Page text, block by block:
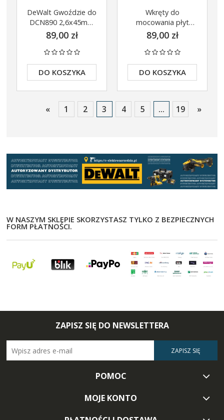
DeWalt Gwoździe do
DCN890 2,6x45mm
/510szt
DCN8901045
89,00 zł
DO KOSZYKA
Wkręty do
mocowania płyt
karton-gips G-K
3,5x45mm na taśmie
DeWalt
DWF4000450
89,00 zł
DO KOSZYKA
« 1 2 3 4 5 ... 19 »
W NASZYM SKLEPIE SKORZYSTASZ TYLKO Z BEZPIECZNYCH
FORM PŁATNOŚCI.
ZAPISZ SIĘ DO NEWSLETTERA
ZAPISZ SIĘ
POMOC
MOJE KONTO